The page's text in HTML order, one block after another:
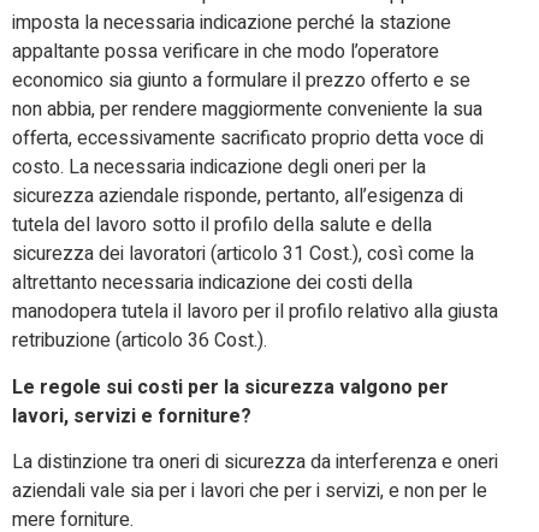
imposta la necessaria indicazione perché la stazione
appaltante possa verificare in che modo l’operatore
economico sia giunto a formulare il prezzo offerto e se
non abbia, per rendere maggiormente conveniente la sua
offerta, eccessivamente sacrificato proprio detta voce di
costo. La necessaria indicazione degli oneri per la
sicurezza aziendale risponde, pertanto, all’esigenza di
tutela del lavoro sotto il profilo della salute e della
sicurezza dei lavoratori (articolo 31 Cost.), così come la
altrettanto necessaria indicazione dei costi della
manodopera tutela il lavoro per il profilo relativo alla giusta
retribuzione (articolo 36 Cost.).
Le regole sui costi per la sicurezza valgono per
lavori, servizi e forniture?
La distinzione tra oneri di sicurezza da interferenza e oneri
aziendali vale sia per i lavori che per i servizi, e non per le
mere forniture.